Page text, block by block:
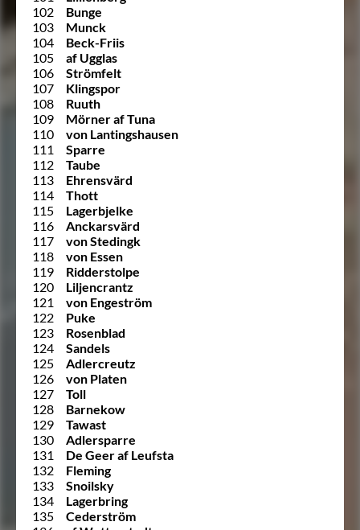
102
Bunge
103
Munck
104
Beck-Friis
105
af Ugglas
106
Strömfelt
107
Klingspor
108
Ruuth
109
Mörner af Tuna
110
von Lantingshausen
111
Sparre
112
Taube
113
Ehrensvärd
114
Thott
115
Lagerbjelke
116
Anckarsvärd
117
von Stedingk
118
von Essen
119
Ridderstolpe
120
Liljencrantz
121
von Engeström
122
Puke
123
Rosenblad
124
Sandels
125
Adlercreutz
126
von Platen
127
Toll
128
Barnekow
129
Tawast
130
Adlersparre
131
De Geer af Leufsta
132
Fleming
133
Snoilsky
134
Lagerbring
135
Cederström